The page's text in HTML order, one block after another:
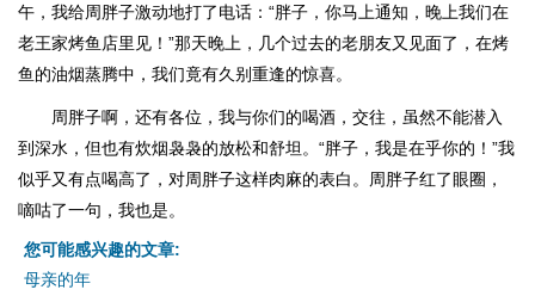
午，我给周胖子激动地打了电话：“胖子，你马上通知，晚上我们在
老王家烤鱼店里见！”那天晚上，几个过去的老朋友又见面了，在烤
鱼的油烟蒸腾中，我们竟有久别重逢的惊喜。
周胖子啊，还有各位，我与你们的喝酒，交往，虽然不能潜入
到深水，但也有炊烟袅袅的放松和舒坦。“胖子，我是在乎你的！”我
似乎又有点喝高了，对周胖子这样肉麻的表白。周胖子红了眼圈，
嘀咕了一句，我也是。
您可能感兴趣的文章:
母亲的年